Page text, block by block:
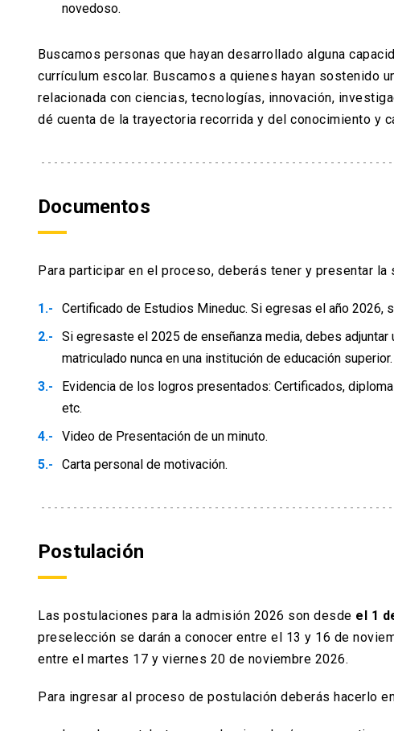
novedoso.
Buscamos personas que hayan desarrollado alguna
currículum escolar. Buscamos a quienes hayan sostenido
relacionada con ciencias, tecnologías, innovación,
dé cuenta de la trayectoria recorrida y del conocimiento y
Documentos
Para participar en el proceso, deberás tener y presentar la
Certificado de Estudios Mineduc. Si egresas el año 2026,
Si egresaste el 2025 de enseñanza media, debes
matriculado nunca en una institución de educación superior.
Evidencia de los logros presentados: Certificados,
etc.
Video de Presentación de un minuto.
Carta personal de motivación.
Postulación
Las postulaciones para la admisión 2026 son desde el 1
preselección se darán a conocer entre el 13 y 16 de
entre el martes 17 y viernes 20 de noviembre 2026.
Para ingresar al proceso de postulación deberás hacerlo